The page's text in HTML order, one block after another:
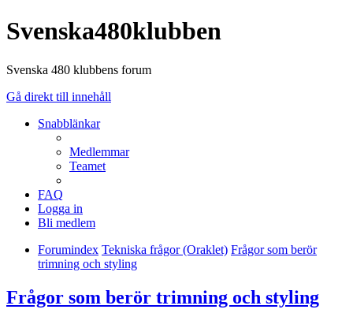
Svenska480klubben
Svenska 480 klubbens forum
Gå direkt till innehåll
Snabblänkar
Medlemmar
Teamet
FAQ
Logga in
Bli medlem
Forumindex Tekniska frågor (Oraklet) Frågor som berör
trimning och styling
Frågor som berör trimning och styling